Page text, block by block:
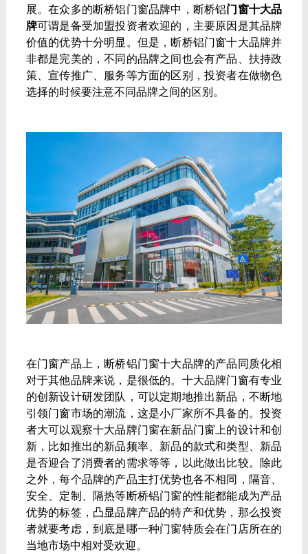
展。在众多的断桥铝门窗品牌中，断桥铝门窗十大品
牌可谓是备受加盟投资者欢迎的，主要原因是其品牌
价值的优势十分明显。但是，断桥铝门窗十大品牌并
非都是完美的，不同的品牌之间也会有产品、扶持政
策、宣传推广、服务等方面的区别，投资者在做物色
选择的时候要注意不同品牌之间的区别。
在门窗产品上，断桥铝门窗十大品牌的产品同质化相
对于其他品牌来说，是很低的。十大品牌门窗有专业
的创新设计研发团队，可以定期地推出新品，不断地
引领门窗市场的潮流，这是小厂家所不具备的。投资
者大可以观察十大品牌门窗在新品门窗上的设计和创
新，比如推出的新品频率、新品的款式和类型、新品
是否迎合了消费者的需求等等，以此做出比较。除此
之外，每个品牌的产品主打优势也各不相同，隔音、
安全、定制、隔热等断桥铝门窗的性能都能成为产品
优势的标签，凸显品牌产品的特产和优势，那么投资
者就要考虑，到底是哪一种门窗特质会在门店所在的
当地市场中相对受欢迎。